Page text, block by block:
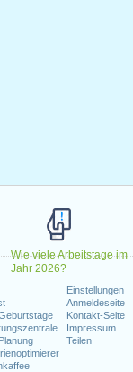
Wie viele Arbeitstage im
Jahr 2026?
Einstellungen
Anmeldeseite
Kontakt-Seite
Impressum
Teilen